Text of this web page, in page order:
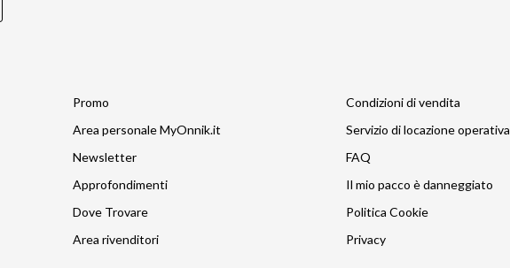
Promo
Area personale MyOnnik.it
Newsletter
Approfondimenti
Dove Trovare
Area rivenditori
Condizioni di vendita
Servizio di locazione operativa
FAQ
Il mio pacco è danneggiato
Politica Cookie
Privacy